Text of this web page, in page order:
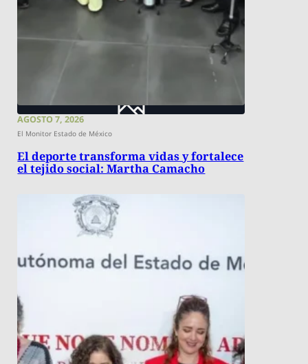
AGOSTO 7, 2026
El Monitor Estado de México
El deporte transforma vidas y fortalece
el tejido social: Martha Camacho